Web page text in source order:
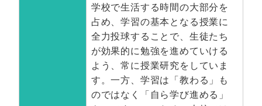
学校で⽣活する時間の⼤部分を
占め、学習の基本となる授業に
全⼒投球することで、⽣徒たち
が効果的に勉強を進めていける
よう、常に授業研究をしていま
す。⼀⽅、学習は「教わる」も
のではなく「⾃ら学び進める」